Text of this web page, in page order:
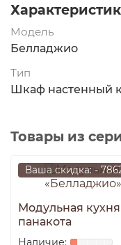
Модель
Белладжио
Тип
Шкаф настенный
Товары из
Ваша скидка: -
Модульная
панакота